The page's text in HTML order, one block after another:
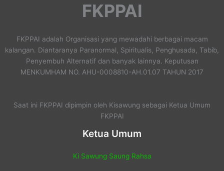
FKPPAI
FKPPAI adalah Organisasi yang mewadahi berbagai macam
kalangan. Diantaranya Paranormal, Spiritualis, Penghusada, Tabib,
Penyembuh Alternatif dan banyak lainnya. Keputusan
MENKUMHAM NO. AHU-0008810-AH.01.07 TAHUN 2017
Saat ini FKPPAI dipimpin oleh Kisawung sebagai Ketua Umum
FKPPAI
Ketua Umum
Ki Sawung Saung Rahsa